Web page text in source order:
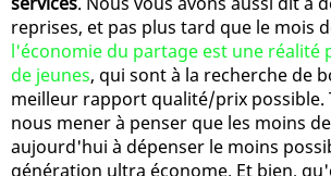
reprises, et pas plus tard que le mois
l'économie du partage est une réalité
de jeunes, qui sont à la recherche de
meilleur rapport qualité/prix possible.
nous mener à penser que les moins
aujourd'hui à dépenser le moins
génération ultra économe. Et bien,